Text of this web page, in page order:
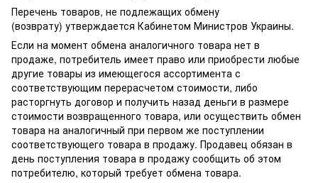
Перечень товаров, не подлежащих обмену
(возврату) утверждается Кабинетом Министров Украины.
Если на момент обмена аналогичного товара нет в
продаже, потребитель имеет право или приобрести любые
другие товары из имеющегося ассортимента с
соответствующим перерасчетом стоимости, либо
расторгнуть договор и получить назад деньги в размере
стоимости возвращенного товара, или осуществить обмен
товара на аналогичный при первом же поступлении
соответствующего товара в продажу. Продавец обязан в
день поступления товара в продажу сообщить об этом
потребителю, который требует обмена товара.